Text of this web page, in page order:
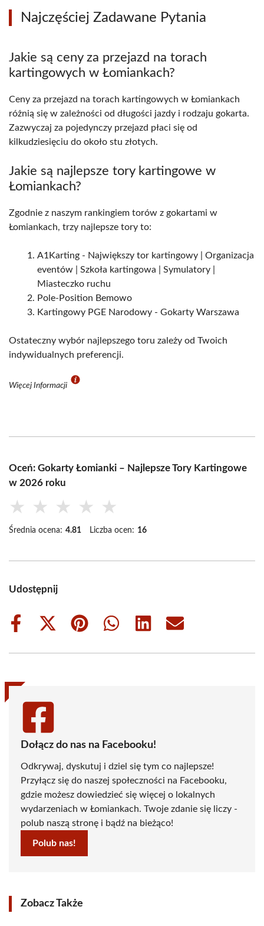
Najczęściej Zadawane Pytania
Jakie są ceny za przejazd na torach
kartingowych w Łomiankach?
Ceny za przejazd na torach kartingowych w Łomiankach
różnią się w zależności od długości jazdy i rodzaju gokarta.
Zazwyczaj za pojedynczy przejazd płaci się od
kilkudziesięciu do około stu złotych.
Jakie są najlepsze tory kartingowe w
Łomiankach?
Zgodnie z naszym rankingiem torów z gokartami w
Łomiankach, trzy najlepsze tory to:
A1Karting - Największy tor kartingowy | Organizacja
eventów | Szkoła kartingowa | Symulatory |
Miasteczko ruchu
Pole-Position Bemowo
Kartingowy PGE Narodowy - Gokarty Warszawa
Ostateczny wybór najlepszego toru zależy od Twoich
indywidualnych preferencji.
Więcej Informacji
Oceń: Gokarty Łomianki – Najlepsze Tory Kartingowe
w 2026 roku
★ ★ ★ ★ ★
Średnia ocena: 4.81 Liczba ocen: 16
Udostępnij
Share
Share
(Twitter)
Share
Share
Share
Share
Dołącz do nas na Facebooku!
Odkrywaj, dyskutuj i dziel się tym co najlepsze!
Przyłącz się do naszej społeczności na Facebooku,
gdzie możesz dowiedzieć się więcej o lokalnych
wydarzeniach w Łomiankach. Twoje zdanie się liczy -
polub naszą stronę i bądź na bieżąco!
Polub nas!
Zobacz Także